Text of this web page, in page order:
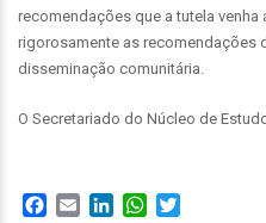
recomendações que a tutela
rigorosamente as recomendações
disseminação comunitária.
O Secretariado do Núcleo de
Facebook
Email LinkedInWhatsApp